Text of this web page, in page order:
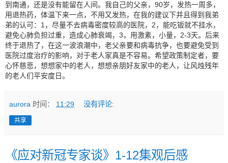
到南通，还是没有能留在人间。我自己的父亲，90岁，发热一周多，
用退热药，体温下来一点，不用又发热，在我的建议下并且得到我弟
弟的认可：1，尽量不去病毒密度较高的医院，2，能吃钣就不挂水，
避免心肺负担过重，造成心肺衰竭，3，用激素，小量，2-3天。后来
终于退热了，在这一波浪潮中，老父亲要和病毒抗争，也要避免受到
医院过度治疗的影响，对于老人家真是不容易。希望政策制定者，要
心怀慈悲，想想家中的老人，想想亲朋好友家中的老人，让风烛残年
的老人们平安度日。
aurora 时间： 11:29 没有评论:
共享
《应对新冠专家谈》1-12集观后感